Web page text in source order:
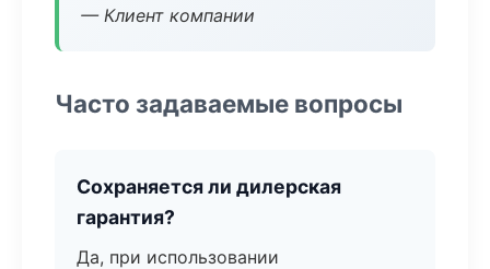
— Клиент компании
Часто задаваемые вопросы
Сохраняется ли дилерская
гарантия?
Да, при использовании